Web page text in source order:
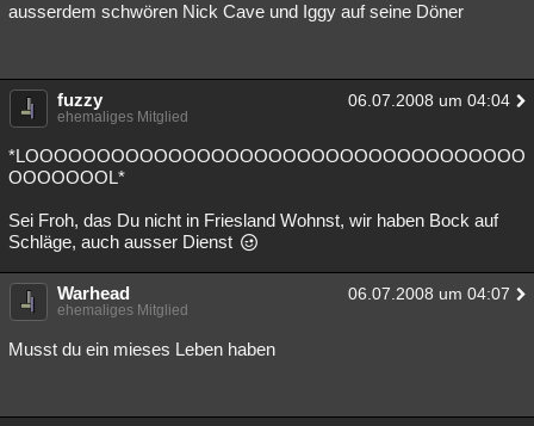
ausserdem schwören Nick Cave und Iggy auf seine Döner
fuzzy 06.07.2008 um 04:04
ehemaliges Mitglied
*LOOOOOOOOOOOOOOOOOOOOOOOOOOOOOOOOOOO
OOOOOOOL*
Sei Froh, das Du nicht in Friesland Wohnst, wir haben Bock auf
Schläge, auch ausser Dienst
Warhead 06.07.2008 um 04:07
ehemaliges Mitglied
Musst du ein mieses Leben haben